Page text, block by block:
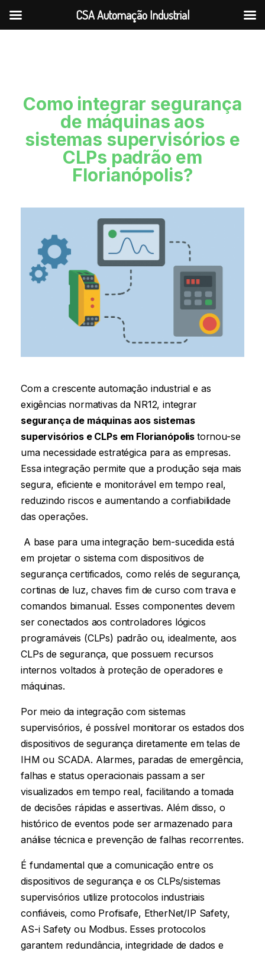
Como integrar segurança
de máquinas aos
sistemas supervisórios e
CLPs padrão em
Florianópolis?
Com a crescente automação industrial e as
exigências normativas da NR12, integrar
segurança de máquinas aos sistemas
supervisórios e CLPs em Florianópolis tornou-se
uma necessidade estratégica para as empresas.
Essa integração permite que a produção seja mais
segura, eficiente e monitorável em tempo real,
reduzindo riscos e aumentando a confiabilidade
das operações.
A base para uma integração bem-sucedida está
em projetar o sistema com dispositivos de
segurança certificados, como relés de segurança,
cortinas de luz, chaves fim de curso com trava e
comandos bimanual. Esses componentes devem
ser conectados aos controladores lógicos
programáveis (CLPs) padrão ou, idealmente, aos
CLPs de segurança, que possuem recursos
internos voltados à proteção de operadores e
máquinas.
Por meio da integração com sistemas
supervisórios, é possível monitorar os estados dos
dispositivos de segurança diretamente em telas de
IHM ou SCADA. Alarmes, paradas de emergência,
falhas e status operacionais passam a ser
visualizados em tempo real, facilitando a tomada
de decisões rápidas e assertivas. Além disso, o
histórico de eventos pode ser armazenado para
análise técnica e prevenção de falhas recorrentes.
É fundamental que a comunicação entre os
dispositivos de segurança e os CLPs/sistemas
supervisórios utilize protocolos industriais
confiáveis, como Profisafe, EtherNet/IP Safety,
AS-i Safety ou Modbus. Esses protocolos
garantem redundância, integridade de dados e
CSA Automação Industrial